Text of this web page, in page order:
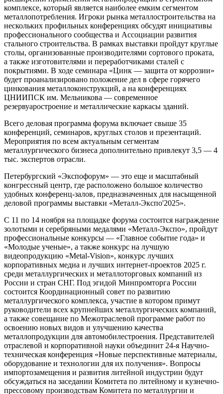
комплексе, который является наиболее емким сегментом
металлопотребления. Игроки рынка металлостроительства на
нескольких профильных конференциях обсудят инициативы
профессионального сообщества и Ассоциации развития
стального строительства. В рамках выставки пройдут круглые
столы, организованные производителями сортового проката,
а также изготовителями и переработчиками сталей с
покрытиями. В ходе семинара «Цинк — защита от коррозии»
будет проанализировано положение дел в сфере горячего
цинкования металлоконструкций, а на конференциях
ЦНИИПСК им. Мельникова — современное
резервуаростроение и металлические каркасы зданий.
Всего деловая программа форума включает свыше 35
конференций, семинаров, круглых столов и презентаций.
Мероприятия по всем актуальным сегментам
металлургического бизнеса дополнительно привлекут 3,5 — 4
тыс. экспертов отрасли.
Петербургский «Экспофорум» — это еще и масштабный
конгрессный центр, где расположено большое количество
удобных конференц-залов, предназначенных для насыщенной
деловой программы выставки «Металл-Экспо'2025».
С 11 по 14 ноября на площадке форума состоится награждение
золотыми и серебряными медалями «Металл-Экспо», пройдут
профессиональные конкурсы — «Главное событие года» и
«Молодые ученые», а также конкурс на лучшую
видеопродукцию «Metal-Vision», конкурс лучших
корпоративных медиа и лучших интернет-проектов 2025 г.
среди металлургических и металлоторговых компаний из
России и стран СНГ. Под эгидой Минпромторга России
состоится Координационный совет по развитию
металлургического комплекса, участие в котором примут
руководители всех крупнейших металлургических компаний,
а также совещание по Межотраслевой программе работ по
освоению новых видов и улучшению качества
металлопродукции для автомобилестроения. Представителей
отраслевой и корпоративной науки объединит 24-я Научно-
техническая конференция «Новые перспективные материалы,
оборудование и технологии для их получения». Вопросы
импортозамещения и развития литейной индустрии будут
обсуждаться на заседании Комитета по литейному и кузнечно-
прессовому производствам Комитета по металлургии и